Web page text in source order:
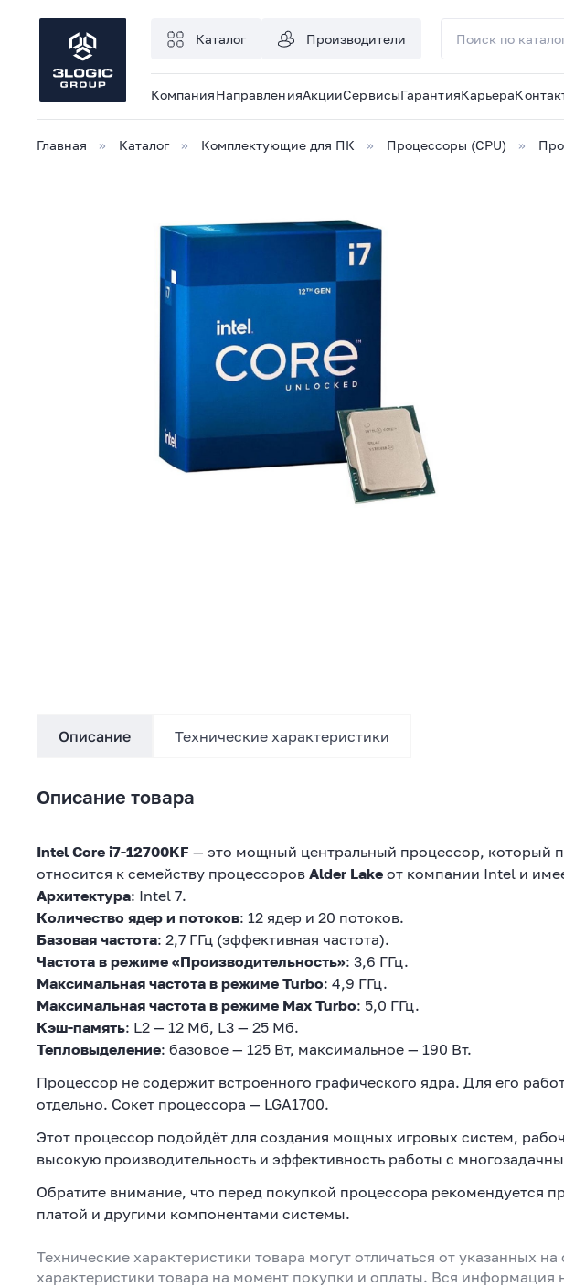
Каталог Производители
КомпанияНаправленияАкцииСервисыГарантияКарьера
Главная Каталог Комплектующие для ПК Процессоры (CPU)
Описание Технические характеристики
Описание товара
Intel Core i7-12700KF — это мощный центральный процессор, который
относится к семейству процессоров Alder Lake от компании Intel и
Архитектура: Intel 7.
Количество ядер и потоков: 12 ядер и 20 потоков.
Базовая частота: 2,7 ГГц (эффективная частота).
Частота в режиме «Производительность»: 3,6 ГГц.
Максимальная частота в режиме Turbo: 4,9 ГГц.
Максимальная частота в режиме Max Turbo: 5,0 ГГц.
Кэш-память: L2 — 12 Мб, L3 — 25 Мб.
Тепловыделение: базовое — 125 Вт, максимальное — 190 Вт.
Процессор не содержит встроенного графического ядра. Для его
отдельно. Сокет процессора — LGA1700.
Этот процессор подойдёт для создания мощных игровых систем,
высокую производительность и эффективность работы с
Обратите внимание, что перед покупкой процессора рекомендуется
платой и другими компонентами системы.
Технические характеристики товара могут отличаться от указанных
характеристики товара на момент покупки и оплаты. Вся информация